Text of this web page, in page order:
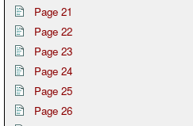
Page 21
Page 22
Page 23
Page 24
Page 25
Page 26